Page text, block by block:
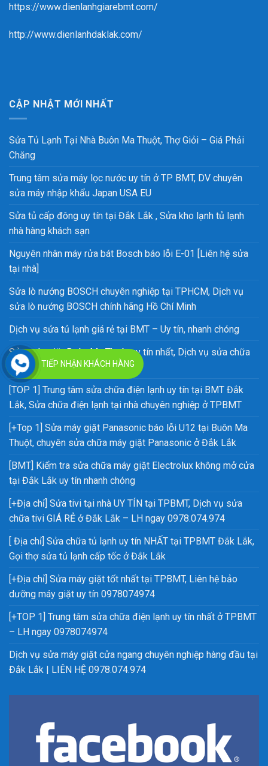
https://www.dienlanhgiarebmt.com/
http://www.dienlanhdaklak.com/
CẬP NHẬT MỚI NHẤT
Sửa Tủ Lạnh Tại Nhà Buôn Ma Thuột, Thợ Giỏi – Giá Phải
Chăng
Trung tâm sửa máy lọc nước uy tín ở TP BMT, DV chuyên
sửa máy nhập khẩu Japan USA EU
Sửa tủ cấp đông uy tín tại Đắk Lắk , Sửa kho lạnh tủ lạnh
nhà hàng khách sạn
Nguyên nhân máy rửa bát Bosch báo lỗi E-01 [Liên hệ sửa
tại nhà]
Sửa lò nướng BOSCH chuyên nghiệp tại TPHCM, Dịch vụ
sửa lò nướng BOSCH chính hãng Hồ Chí Minh
Dịch vụ sửa tủ lạnh giá rẻ tại BMT – Uy tín, nhanh chóng
Sửa máy giặt Buôn Ma Thuột uy tín nhất, Dịch vụ sửa chữa
máy giặt chuyên nghiệp tại BMT
[TOP 1] Trung tâm sửa chữa điện lạnh uy tín tại BMT Đắk
Lắk, Sửa chữa điện lạnh tại nhà chuyên nghiệp ở TPBMT
[+Top 1] Sửa máy giặt Panasonic báo lỗi U12 tại Buôn Ma
Thuột, chuyên sửa chữa máy giặt Panasonic ở Đắk Lắk
[BMT] Kiểm tra sửa chữa máy giặt Electrolux không mở cửa
tại Đắk Lắk uy tín nhanh chóng
[+Địa chỉ] Sửa tivi tại nhà UY TÍN tại TPBMT, Dịch vụ sửa
chữa tivi GIÁ RẺ ở Đắk Lắk – LH ngay 0978.074.974
[ Địa chỉ] Sửa chữa tủ lạnh uy tín NHẤT tại TPBMT Đắk Lắk,
Gọi thợ sửa tủ lạnh cấp tốc ở Đắk Lắk
[+Địa chỉ] Sửa máy giặt tốt nhất tại TPBMT, Liên hệ bảo
dưỡng máy giặt uy tín 0978074974
[+TOP 1] Trung tâm sửa chữa điện lạnh uy tín nhất ở TPBMT
– LH ngay 0978074974
Dịch vụ sửa máy giặt cửa ngang chuyên nghiệp hàng đầu tại
Đắk Lắk | LIÊN HỆ 0978.074.974
TIẾP NHẬN KHÁCH HÀNG